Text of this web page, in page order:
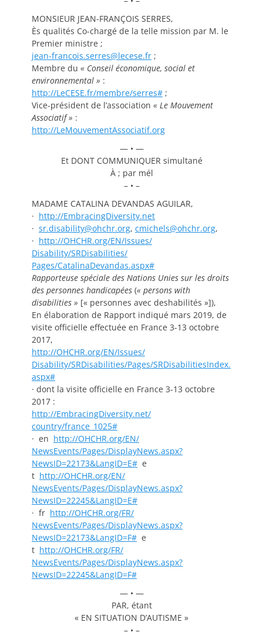
MONSIEUR JEAN-FRANÇOIS SERRES,
Ès qualités Co-chargé de la telle mission par M. le
Premier ministre ;
jean-francois.serres@lecese.fr ;
Membre du « Conseil économique, social et
environnemental » :
http://LeCESE.fr/membre/serres# ;
Vice-président de l’association « Le Mouvement
Associatif » :
http://LeMouvementAssociatif.org
— • —
Et DONT COMMUNIQUER simultané
À ; par mél
– • –
MADAME CATALINA DEVANDAS AGUILAR,
· http://EmbracingDiversity.net
· sr.disability@ohchr.org, cmichels@ohchr.org,
· http://OHCHR.org/EN/Issues/
Disability/SRDisabilities/
Pages/CatalinaDevandas.aspx#
Rapporteuse spéciale des Nations Unies sur les droits
des personnes handicapées (« persons with
disabilities » [« personnes avec deshabilités »]),
En élaboration de Rapport indiqué mars 2019, de
visite officielle effectuée en France 3-13 octobre
2017,
http://OHCHR.org/EN/Issues/
Disability/SRDisabilities/Pages/SRDisabilitiesIndex.
aspx#
· dont la visite officielle en France 3-13 octobre
2017 :
http://EmbracingDiversity.net/
country/france_1025#
· en http://OHCHR.org/EN/
NewsEvents/Pages/DisplayNews.aspx?
NewsID=22173&LangID=E# e
t http://OHCHR.org/EN/
NewsEvents/Pages/DisplayNews.aspx?
NewsID=22245&LangID=E#
· fr http://OHCHR.org/FR/
NewsEvents/Pages/DisplayNews.aspx?
NewsID=22173&LangID=F# e
t http://OHCHR.org/FR/
NewsEvents/Pages/DisplayNews.aspx?
NewsID=22245&LangID=F#
— • —
PAR, étant
« EN SITUATION D’AUTISME »
– • –